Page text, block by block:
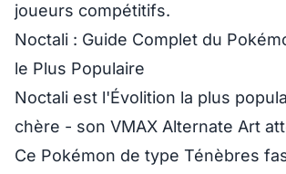
joueurs compétitifs.
Noctali : Guide Complet du
le Plus Populaire
Noctali est l'Évolition la plus
chère - son VMAX Alternate Art
Ce Pokémon de type Ténèbres